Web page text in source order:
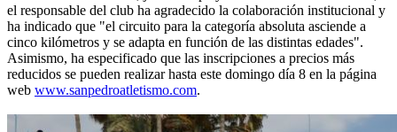
el responsable del club ha agradecido la colaboración institucional y
ha indicado que "el circuito para la categoría absoluta asciende a
cinco kilómetros y se adapta en función de las distintas edades".
Asimismo, ha especificado que las inscripciones a precios más
reducidos se pueden realizar hasta este domingo día 8 en la página
web www.sanpedroatletismo.com.